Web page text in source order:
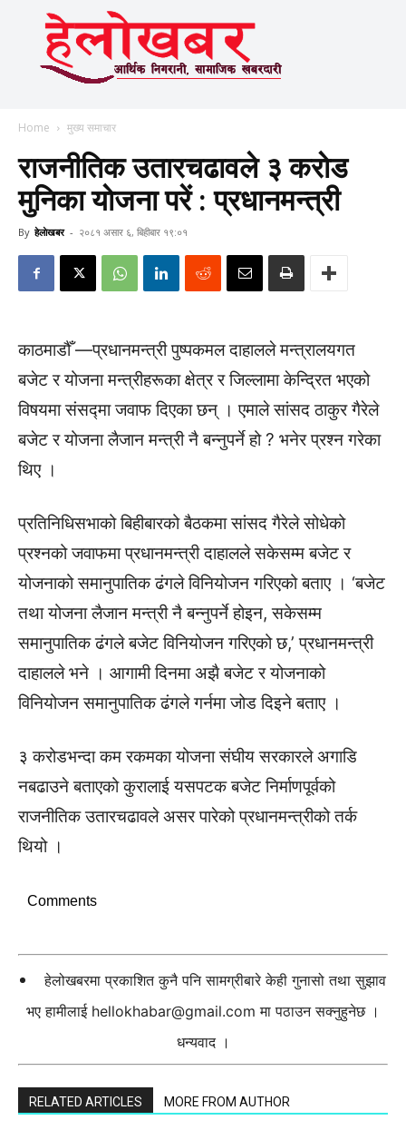
Home मुख्य समाचार
राजनीतिक उतारचढावले ३ कराेड
मुनिका याेजना परें : प्रधानमन्त्री
By हेलाेखबर - २०८१ असार ६, बिहीबार १९:०१
काठमाडौँ —प्रधानमन्त्री पुष्पकमल दाहालले मन्त्रालयगत
बजेट र योजना मन्त्रीहरूका क्षेत्र र जिल्लामा केन्द्रित भएको
विषयमा संसद्मा जवाफ दिएका छन् । एमाले सांसद ठाकुर गैरेले
बजेट र योजना लैजान मन्त्री नै बन्नुपर्ने हो ? भनेर प्रश्न गरेका
थिए ।
प्रतिनिधिसभाको बिहीबारको बैठकमा सांसद गैरेले सोधेको
प्रश्नको जवाफमा प्रधानमन्त्री दाहालले सकेसम्म बजेट र
योजनाको समानुपातिक ढंगले विनियोजन गरिएको बताए । ‘बजेट
तथा योजना लैजान मन्त्री नै बन्नुपर्ने होइन, सकेसम्म
समानुपातिक ढंगले बजेट विनियोजन गरिएको छ,’ प्रधानमन्त्री
दाहालले भने । आगामी दिनमा अझै बजेट र योजनाको
विनियोजन समानुपातिक ढंगले गर्नमा जोड दिइने बताए ।
३ करोडभन्दा कम रकमका योजना संघीय सरकारले अगाडि
नबढाउने बताएको कुरालाई यसपटक बजेट निर्माणपूर्वको
राजनीतिक उतारचढावले असर पारेको प्रधानमन्त्रीको तर्क
थियो ।
Comments
हेलोखबरमा प्रकाशित कुनै पनि सामग्रीबारे केही गुनासो तथा सुझाव
भए हामीलाई hellokhabar@gmail.com मा पठाउन सक्नुहुनेछ ।
धन्यवाद ।
RELATED ARTICLES MORE FROM AUTHOR